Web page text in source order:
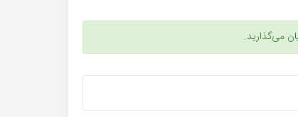
می‌گذارید.